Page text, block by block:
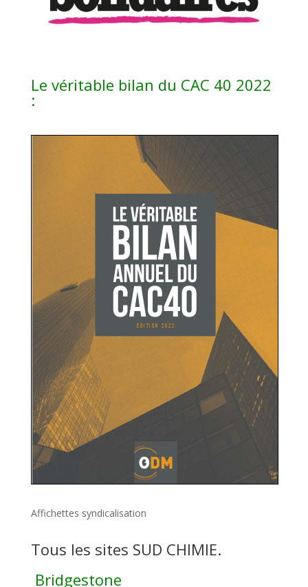
Le véritable bilan du CAC 40 2022
:
Affichettes syndicalisation
Tous les sites SUD CHIMIE.
Bridgestone